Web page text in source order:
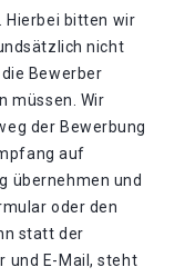
Hierbei bitten wir
nicht
Bewerber
müssen. Wir
der Bewerbung
auf
übernehmen und
oder den
statt der
und E-Mail, steht